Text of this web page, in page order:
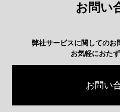
お問い
弊社サービスに関してのお
お気軽におた
お問い